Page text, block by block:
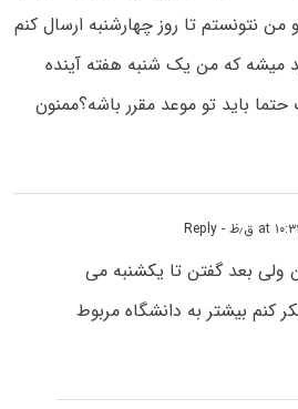
نتونستم تا روز چهارشنبه ارسال کنم
میشه که من یک شنبه هفته آینده
حتما باید تو موعد مقرر باشه؟ممنون
- Reply
ولی بعد گفتن تا یکشنبه می
کنم بیشتر به دانشگاه مربوط